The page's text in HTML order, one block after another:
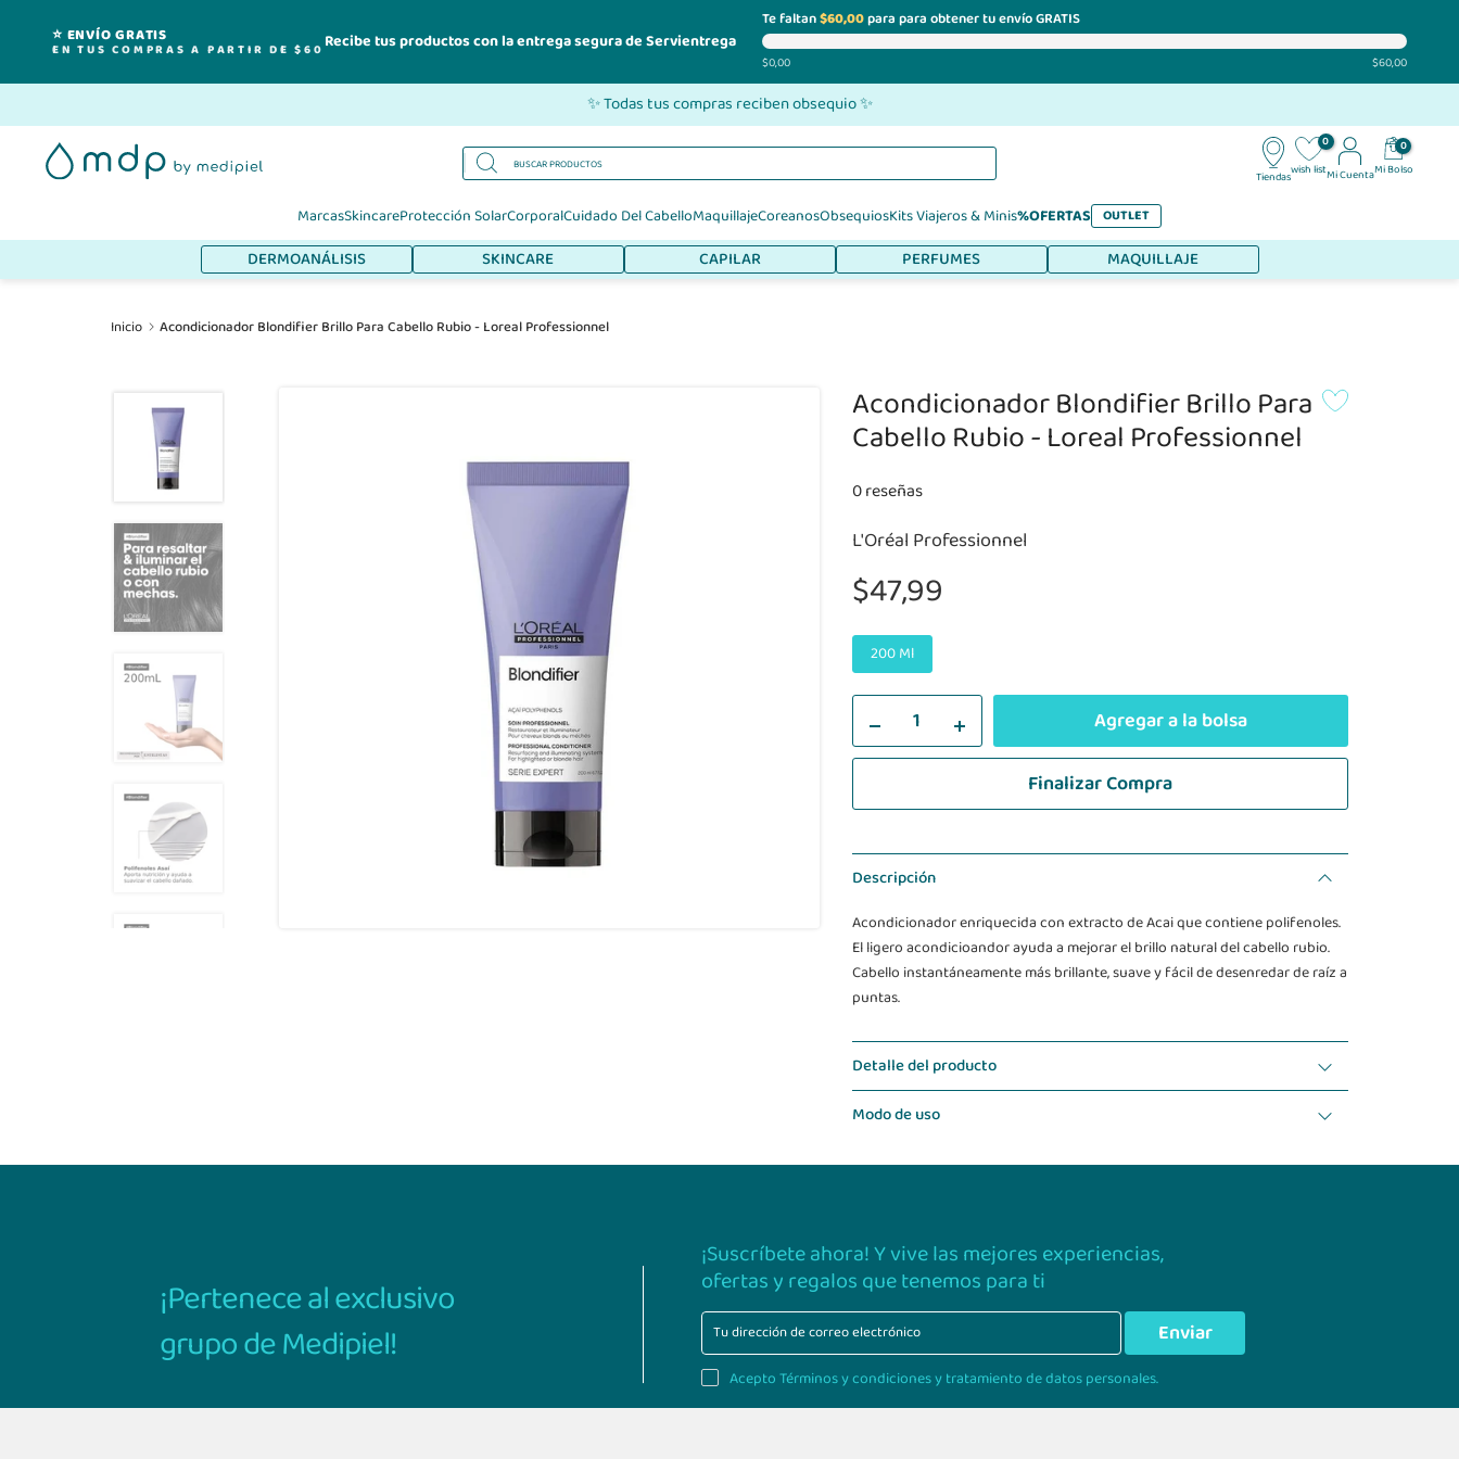
⭐ ENVÍO GRATIS
EN TUS COMPRAS A PARTIR DE $60 Recibe tus productos con la entrega segura de Servientrega
Te faltan$60,00para para obtener tu envío GRATIS
$0,00 $60,00
al
contenido
✨ Todas tus compras reciben obsequio ✨
Tiendas
0
wish listMi Cuenta
0
Mi Bolso
MarcasSkincareProtección SolarCorporalCuidado Del CabelloMaquillajeCoreanosObsequiosKits Viajeros & Minis%OFERTAS OUTLET
DERMOANÁLISIS SKINCARE CAPILAR PERFUMES MAQUILLAJE
Inicio Acondicionador Blondifier Brillo Para Cabello Rubio - Loreal Professionnel
Acondicionador Blondifier Brillo Para
Cabello Rubio - Loreal Professionnel
0 reseñas
L'Oréal Professionnel
$47,99
200 Ml
Agregar a la bolsa
Finalizar Compra
Descripción
Acondicionador enriquecida con extracto de Acai que contiene polifenoles.
El ligero acondicioandor ayuda a mejorar el brillo natural del cabello rubio.
Cabello instantáneamente más brillante, suave y fácil de desenredar de raíz a
puntas.
Detalle del producto
Modo de uso
¡Pertenece al exclusivo
grupo de Medipiel!
¡Suscríbete ahora! Y vive las mejores experiencias,
ofertas y regalos que tenemos para ti
Enviar
Acepto Términos y condiciones y tratamiento de datos personales.